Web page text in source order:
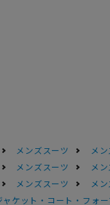
メンズスーツ
メ
メンズスーツ
メ
メンズスーツ
メ
ャケット・コート・フォ